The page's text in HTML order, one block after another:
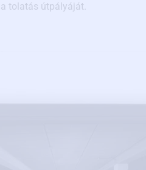
a tolatás útpályáját.